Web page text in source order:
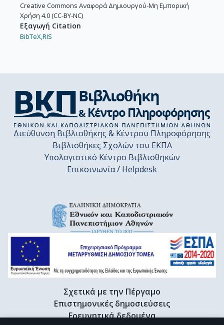
Creative Commons Αναφορά Δημιουργού-Μη Εμπορική
Χρήση 4.0 (CC-BY-NC)
Εξαγωγή Citation
BibTeX,RIS
Διεύθυνση Βιβλιοθήκης & Κέντρου Πληροφόρησης
Βιβλιοθήκες Σχολών του ΕΚΠΑ
Υπολογιστικό Κέντρο Βιβλιοθηκών
Επικοινωνία / Helpdesk
Σχετικά με την Πέργαμο
Επιστημονικές δημοσιεύσεις
Ερευνητικά δεδομένα